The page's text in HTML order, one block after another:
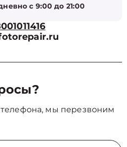
с 9:00 до 21:00
мы перезвоним